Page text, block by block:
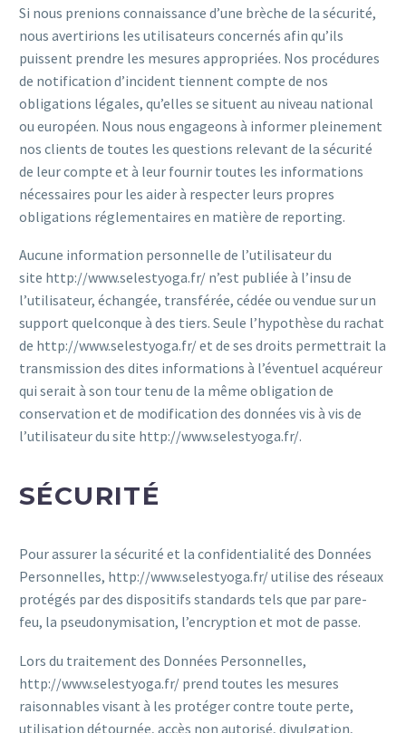
Si nous prenions connaissance d’une brèche de la sécurité,
nous avertirions les utilisateurs concernés afin qu’ils
puissent prendre les mesures appropriées. Nos procédures
de notification d’incident tiennent compte de nos
obligations légales, qu’elles se situent au niveau national
ou européen. Nous nous engageons à informer pleinement
nos clients de toutes les questions relevant de la sécurité
de leur compte et à leur fournir toutes les informations
nécessaires pour les aider à respecter leurs propres
obligations réglementaires en matière de reporting.
Aucune information personnelle de l’utilisateur du
site http://www.selestyoga.fr/ n’est publiée à l’insu de
l’utilisateur, échangée, transférée, cédée ou vendue sur un
support quelconque à des tiers. Seule l’hypothèse du rachat
de http://www.selestyoga.fr/ et de ses droits permettrait la
transmission des dites informations à l’éventuel acquéreur
qui serait à son tour tenu de la même obligation de
conservation et de modification des données vis à vis de
l’utilisateur du site http://www.selestyoga.fr/.
SÉCURITÉ
Pour assurer la sécurité et la confidentialité des Données
Personnelles, http://www.selestyoga.fr/ utilise des réseaux
protégés par des dispositifs standards tels que par pare-
feu, la pseudonymisation, l’encryption et mot de passe.
Lors du traitement des Données Personnelles,
http://www.selestyoga.fr/ prend toutes les mesures
raisonnables visant à les protéger contre toute perte,
utilisation détournée, accès non autorisé, divulgation,